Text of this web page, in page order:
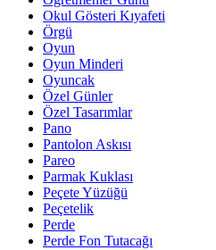
Okul Gösteri Kıyafeti
Örgü
Oyun
Oyun Minderi
Oyuncak
Özel Günler
Özel Tasarımlar
Pano
Pantolon Askısı
Pareo
Parmak Kuklası
Peçete Yüzüğü
Peçetelik
Perde
Perde Fon Tutacağı